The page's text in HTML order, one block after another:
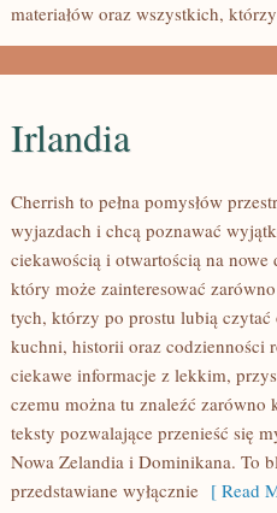
materiałów oraz wszystkich,
Irlandia
Cherrish to pełna pomysłów
wyjazdach i chcą poznawać
ciekawością i otwartością na
który może zainteresować
tych, którzy po prostu lubią
kuchni, historii oraz codzienności
ciekawe informacje z lekkim,
czemu można tu znaleźć
teksty pozwalające przenieść się
Nowa Zelandia i Dominikana. To
przedstawiane wyłącznie [ Read